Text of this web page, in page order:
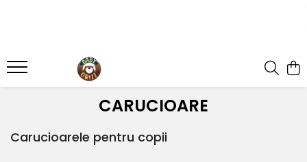
SCAUNE AUTO
SCAUNE AUTO GRUPA II/III
SCAUNE AUTO TIP ÎNALȚĂTOR CU
CARUCIOARE 3 IN 1
CARUCIOARE GEMENI/DUBLE
MOBILIER
BALANSOARE
ROBOȚI DE BUCĂTĂRIE
FARFURII SI BOLURI PENTRU BEBELUȘI
Centre de activitati
Figurine
Accesorii
SISTEME DE PURTARE COPII
BAIE & ESENȚIALE
Sutiene pentru alăptare
CARUCIOARE
Carucioarele pentru copii